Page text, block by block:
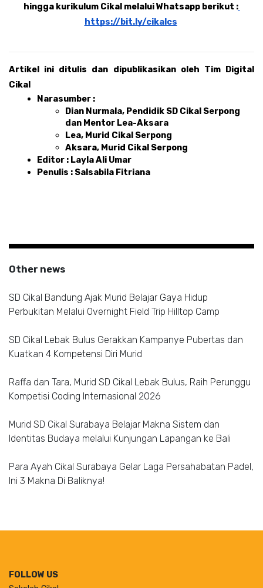
hingga kurikulum Cikal melalui Whatsapp berikut :
https://bit.ly/cikalcs
Artikel ini ditulis dan dipublikasikan oleh Tim Digital
Cikal
Narasumber :
Dian Nurmala, Pendidik SD Cikal Serpong
dan Mentor Lea-Aksara
Lea, Murid Cikal Serpong
Aksara, Murid Cikal Serpong
Editor : Layla Ali Umar
Penulis : Salsabila Fitriana
Other news
SD Cikal Bandung Ajak Murid Belajar Gaya Hidup
Perbukitan Melalui Overnight Field Trip Hilltop Camp
SD Cikal Lebak Bulus Gerakkan Kampanye Pubertas dan
Kuatkan 4 Kompetensi Diri Murid
Raffa dan Tara, Murid SD Cikal Lebak Bulus, Raih Perunggu
Kompetisi Coding Internasional 2026
Murid SD Cikal Surabaya Belajar Makna Sistem dan
Identitas Budaya melalui Kunjungan Lapangan ke Bali
Para Ayah Cikal Surabaya Gelar Laga Persahabatan Padel,
Ini 3 Makna Di Baliknya!
FOLLOW US